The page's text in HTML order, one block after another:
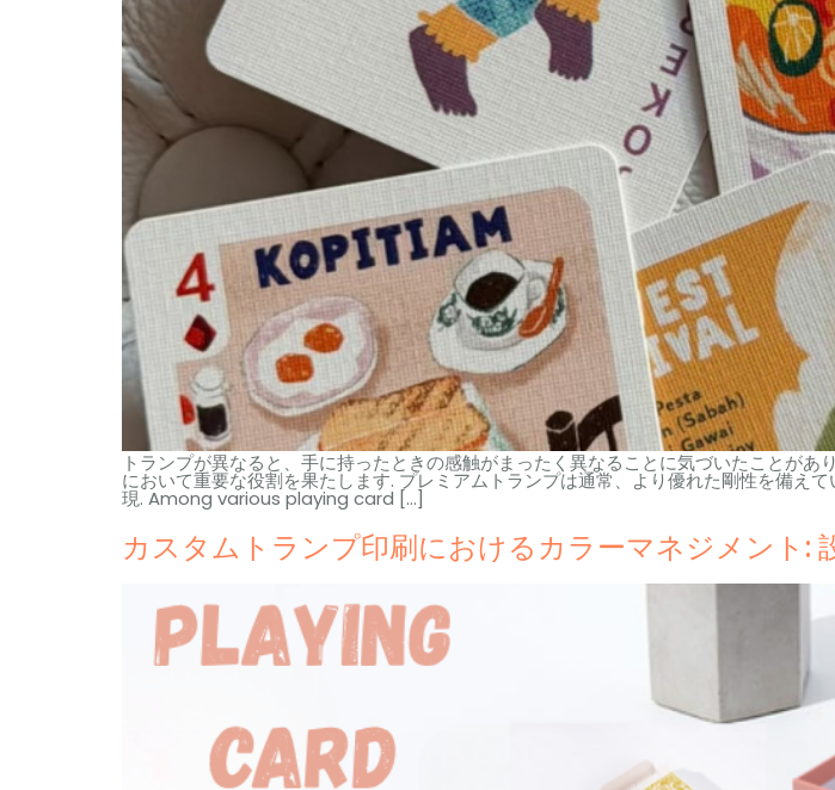
トランプが異なると、手に持ったときの感触がまったく異なることに気づいたことが
において重要な役割を果たします. プレミアムトランプは通常、より優れた剛性を備え
現.Among various playing card […]
カスタムトランプ印刷におけるカラーマネジメント: